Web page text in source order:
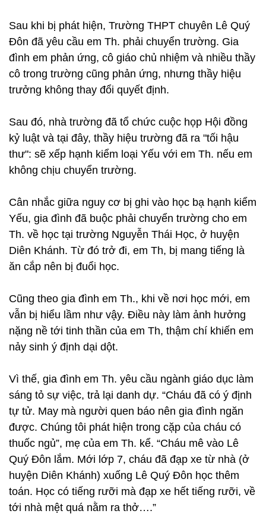
Sau khi bị phát hiện, Trường THPT chuyên Lê Quý
Đôn đã yêu cầu em Th. phải chuyển trường. Gia
đình em phản ứng, cô giáo chủ nhiệm và nhiều thầy
cô trong trường cũng phản ứng, nhưng thầy hiệu
trưởng không thay đổi quyết định.
Sau đó, nhà trường đã tổ chức cuộc họp Hội đồng
kỷ luật và tại đây, thầy hiệu trường đã ra "tối hậu
thư": sẽ xếp hạnh kiểm loại Yếu với em Th. nếu em
không chịu chuyển trường.
Cân nhắc giữa nguy cơ bị ghi vào học bạ hạnh kiểm
Yếu, gia đình đã buộc phải chuyển trường cho em
Th. về học tại trường Nguyễn Thái Học, ở huyện
Diên Khánh. Từ đó trở đi, em Th, bị mang tiếng là
ăn cắp nên bị đuổi học.
Cũng theo gia đình em Th., khi về nơi học mới, em
vẫn bị hiểu lầm như vậy. Điều này làm ảnh hưởng
nặng nề tới tinh thần của em Th, thậm chí khiến em
nảy sinh ý định dại dột.
Vì thế, gia đình em Th. yêu cầu ngành giáo dục làm
sáng tỏ sự việc, trả lại danh dự. “Cháu đã có ý định
tự tử. May mà người quen báo nên gia đình ngăn
được. Chúng tôi phát hiện trong cặp của cháu có
thuốc ngủ”, mẹ của em Th. kể. “Cháu mê vào Lê
Quý Đôn lắm. Mới lớp 7, cháu đã đạp xe từ nhà (ở
huyện Diên Khánh) xuống Lê Quý Đôn học thêm
toán. Học có tiếng rưỡi mà đạp xe hết tiếng rưỡi, về
tới nhà mệt quá nằm ra thở….”